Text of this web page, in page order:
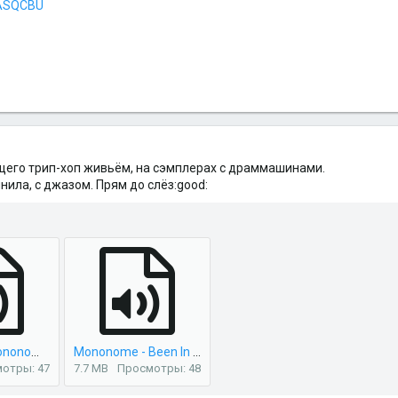
трип-хоп живьём, на сэмплерах с драммашинами.
с джазом. Прям до слёз:good:
S Strong & Mononome - Jive & Ride.mp3
47
Mononome - Been In Between.mp3
7.7 MB Просмотры: 48